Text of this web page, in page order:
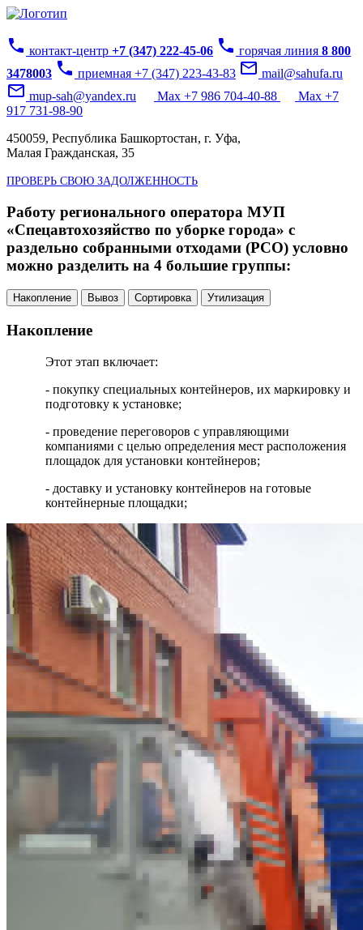
phone контакт-центр +7 (347) 222-45-06 phone горячая линия 8 800
3478003 phone приемная +7 (347) 223-43-83 mail_outline mail@sahufa.ru
mail_outline mup-sah@yandex.ru Max +7 986 704-40-88
Max +7
917 731-98-90
450059, Республика Башкортостан, г. Уфа,
Малая Гражданская, 35
ПРОВЕРЬ СВОЮ ЗАДОЛЖЕННОСТЬ
Работу регионального оператора МУП
«Спецавтохозяйство по уборке города» с
раздельно собранными отходами (РСО) условно
можно разделить на 4 большие группы:
Накопление Вывоз Сортировка Утилизация
Накопление
Этот этап включает:
- покупку специальных контейнеров, их маркировку и
подготовку к установке;
- проведение переговоров с управляющими
компаниями с целью определения мест расположения
площадок для установки контейнеров;
- доставку и установку контейнеров на готовые
контейнерные площадки;